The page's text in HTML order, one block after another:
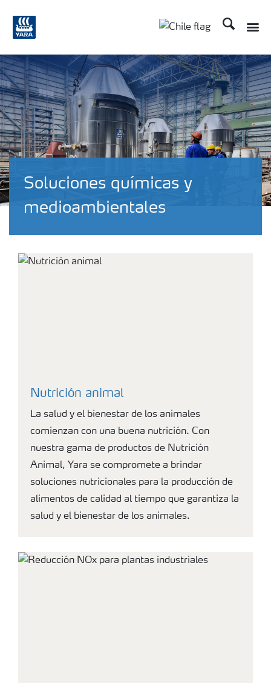
Buscar
Soluciones químicas y
medioambientales
Nutrición animal
La salud y el bienestar de los animales
comienzan con una buena nutrición. Con
nuestra gama de productos de Nutrición
Animal, Yara se compromete a brindar
soluciones nutricionales para la producción de
alimentos de calidad al tiempo que garantiza la
salud y el bienestar de los animales.